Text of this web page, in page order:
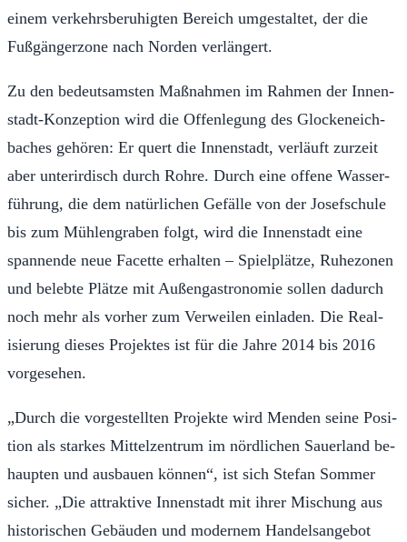
einem verkehrs­beruhigten Bereich umges­tal­tet, der die
Fußgänger­zone nach Nor­den ver­längert.
Zu den be­deut­sam­sten Maß­nah­men im Rah­men der In­nen­
s­tadt-Konzep­tion wird die Of­fen­le­gung des Glock­eneich­
bach­es ge­hören: Er quert die In­nen­s­tadt, ver­läuft zurzeit
aber un­terirdisch durch Rohre. Durch eine of­fene Wasser­
führung, die dem natür­lichen Ge­fälle von der Josef­schule
bis zum Müh­len­graben fol­gt, wird die In­nen­s­tadt eine
span­nende neue Facette er­hal­ten – Spiel­plätze, Ruhe­zo­nen
und belebte Plätze mit Außen­gas­tronomie sollen da­durch
noch mehr als vorher zum Ver­weilen ein­la­den. Die Re­al­
isierung die­s­es Pro­jektes ist für die Jahre 2014 bis 2016
vorge­se­hen.
„Durch die vorgestell­ten Pro­jekte wird Men­den seine Po­si­
tion als starkes Mit­telzen­trum im nördlichen Sauer­land be­
haupten und aus­bauen kön­nen“, ist sich Ste­fan Som­mer
sich­er. „Die at­trak­tive In­nen­s­tadt mit ihr­er Mischung aus
his­torischen Ge­bäu­den und mod­ernem Han­del­sange­bot